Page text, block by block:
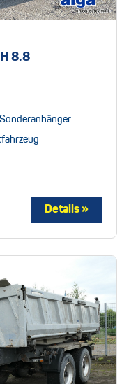
8.8